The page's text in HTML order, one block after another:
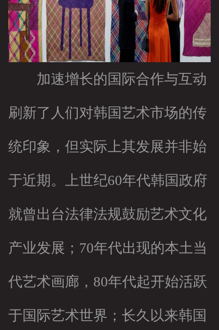
加速增长的国际合作与互动
刷新了人们对韩国艺术市场的传
统印象，但实际上其发展并非始
于近期。上世纪60年代韩国政府
就曾出台法律法规鼓励艺术文化
产业发展；70年代出现的本土当
代艺术画廊，80年代起开始活跃
于国际艺术世界；长久以来韩国